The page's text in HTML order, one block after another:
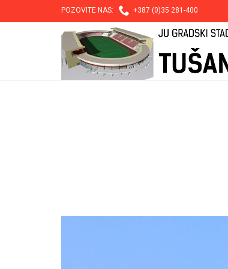
POZOVITE NAS:  +387 (0)35 281-400